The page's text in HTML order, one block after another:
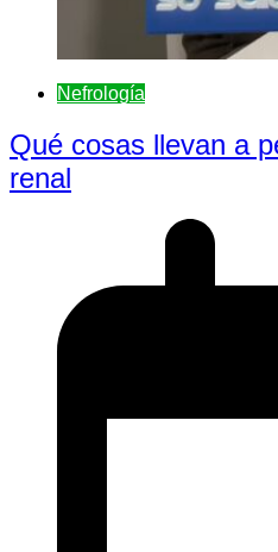
Nefrologí­a
Qué cosas llevan a
renal